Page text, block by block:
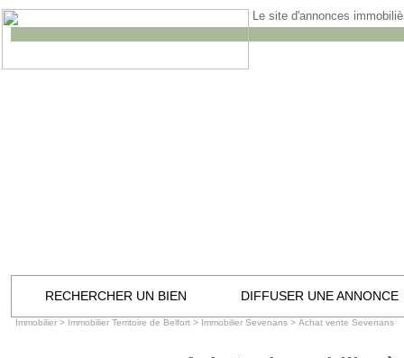
Le site d'annonces
RECHERCHER UN BIEN DIFFUSER UNE ANNONCE
Immobilier > Immobilier Territoire de Belfort > Immobilier Sevenans > Achat vente Sevenans